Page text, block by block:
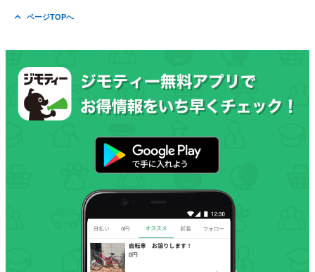
ページTOPへ